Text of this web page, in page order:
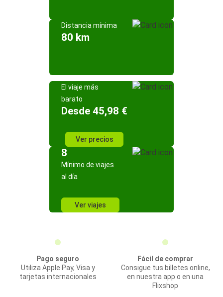
Distancia mínima
80 km
El viaje más
barato
Desde 45,98 €
Ver precios
8
Mínimo de viajes
al día
Ver viajes
Pago seguro
Utiliza Apple Pay, Visa y
tarjetas internacionales
Fácil de comprar
Consigue tus billetes online,
en nuestra app o en una
Flixshop